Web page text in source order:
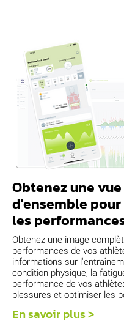
Obtenez une vue
d'ensemble
les
Obtenez une image
performances de vos
informations sur
condition physique, la
performance de vos
blessures et optimiser les
En savoir plus >